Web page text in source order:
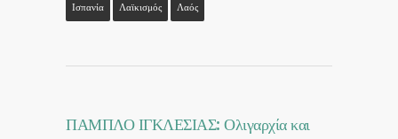
Ισπανία Λαϊκισμός Λαός
ΠΑΜΠΛΟ ΙΓΚΛΕΣΙΑΣ: Ολιγαρχία και